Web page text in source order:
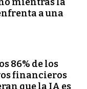
a una
86% de los
financieros
que la IA es